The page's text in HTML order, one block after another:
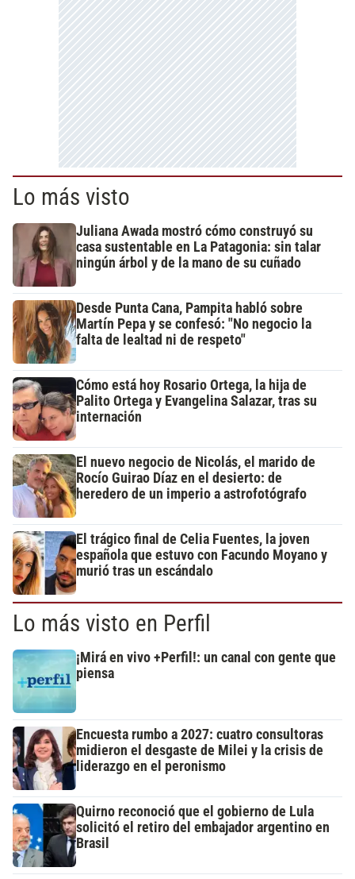
Lo más visto
Juliana Awada mostró cómo construyó su
casa sustentable en La Patagonia: sin talar
ningún árbol y de la mano de su cuñado
Desde Punta Cana, Pampita habló sobre
Martín Pepa y se confesó: "No negocio la
falta de lealtad ni de respeto"
Cómo está hoy Rosario Ortega, la hija de
Palito Ortega y Evangelina Salazar, tras su
internación
El nuevo negocio de Nicolás, el marido de
Rocío Guirao Díaz en el desierto: de
heredero de un imperio a astrofotógrafo
El trágico final de Celia Fuentes, la joven
española que estuvo con Facundo Moyano y
murió tras un escándalo
Lo más visto en Perfil
¡Mirá en vivo +Perfil!: un canal con gente que
piensa
Encuesta rumbo a 2027: cuatro consultoras
midieron el desgaste de Milei y la crisis de
liderazgo en el peronismo
Quirno reconoció que el gobierno de Lula
solicitó el retiro del embajador argentino en
Brasil